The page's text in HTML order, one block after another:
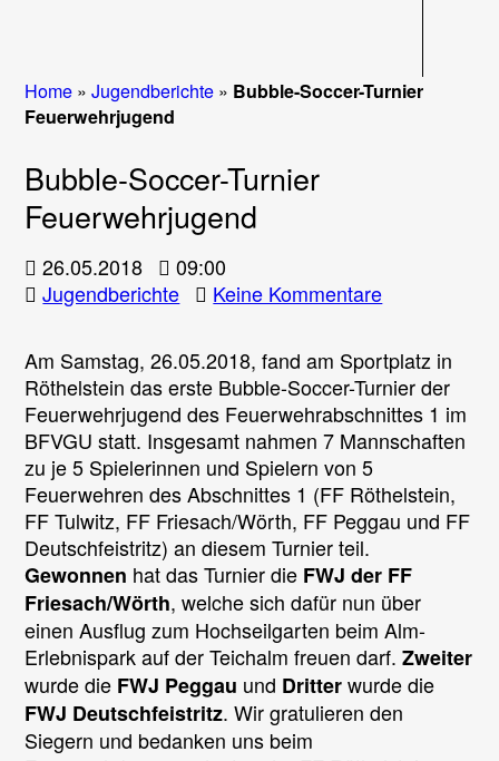
Home »Jugendberichte » Bubble-Soccer-Turnier
Feuerwehrjugend
Bubble-Soccer-Turnier
Feuerwehrjugend
26.05.2018
09:00
Jugendberichte
Keine Kommentarezu
Turnier
Am Samstag, 26.05.2018, fand am Sportplatz in
Röthelstein das erste Bubble-Soccer-Turnier der
Feuerwehrjugend des Feuerwehrabschnittes 1 im
BFVGU statt. Insgesamt nahmen 7 Mannschaften
zu je 5 Spielerinnen und Spielern von 5
Feuerwehren des Abschnittes 1 (FF Röthelstein,
FF Tulwitz, FF Friesach/Wörth, FF Peggau und FF
Deutschfeistritz) an diesem Turnier teil.
Gewonnen hat das Turnier die FWJ der FF
Friesach/Wörth, welche sich dafür nun über
einen Ausflug zum Hochseilgarten beim Alm-
Erlebnispark auf der Teichalm freuen darf.Zweiter
wurde die FWJ Peggau und Dritterwurde die
FWJ Deutschfeistritz. Wir gratulieren den
Siegern und bedanken uns beim